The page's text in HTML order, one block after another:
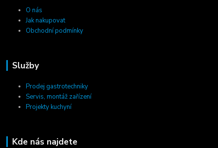
O nás
Jak nakupovat
Obchodní podmínky
Služby
Prodej gastrotechniky
Servis, montáž zařízení
Projekty kuchyní
Kde nás najdete